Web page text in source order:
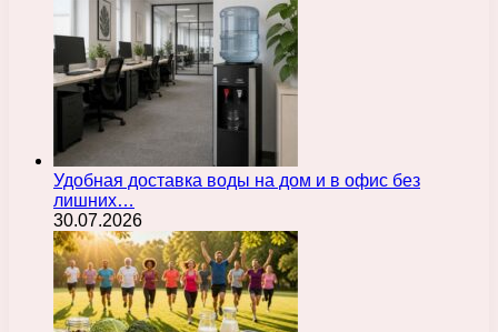
Удобная доставка воды на дом и в офис без
лишних…
30.07.2026